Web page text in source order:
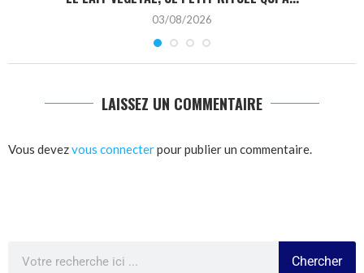
03/08/2026
LAISSEZ UN COMMENTAIRE
Vous devezvous connecterpour publier un commentaire.
Chercher